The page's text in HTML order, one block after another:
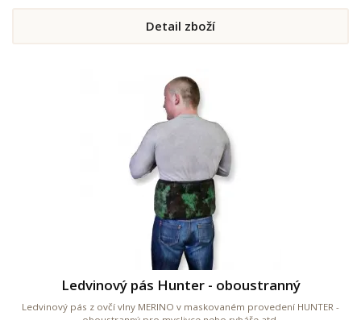
Detail zboží
Ledvinový pás Hunter - oboustranný
Ledvinový pás z ovčí vlny MERINO v maskovaném provedení HUNTER -